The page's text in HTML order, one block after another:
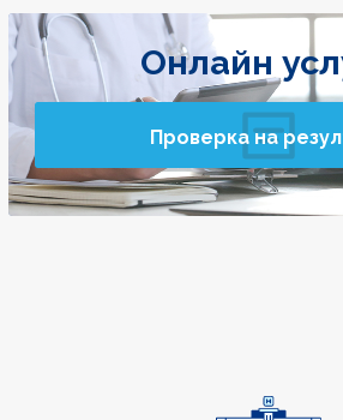
Онлайн
Проверка на